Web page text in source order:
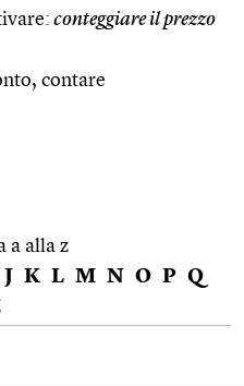
conteggiare il prezzo
contare
a alla z
J K L M N O P Q